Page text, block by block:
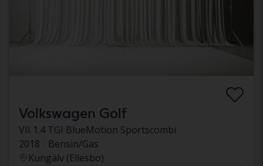
Volkswagen Golf
VII 1.4 TGI BlueMotion Sportscombi
2018
Bensin/Gas
Kungälv (Ellesbo)